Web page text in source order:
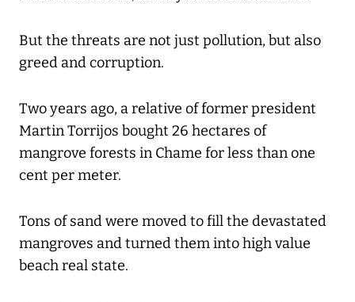
But the threats are not just pollution, but also
greed and corruption.
Two years ago, a relative of former president
Martin Torrijos bought 26 hectares of
mangrove forests in Chame for less than one
cent per meter.
Tons of sand were moved to fill the devastated
mangroves and turned them into high value
beach real state.